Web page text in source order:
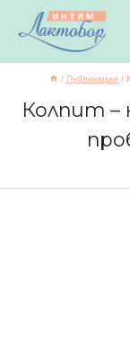
съдържанието
/ Публикации /
Колпит